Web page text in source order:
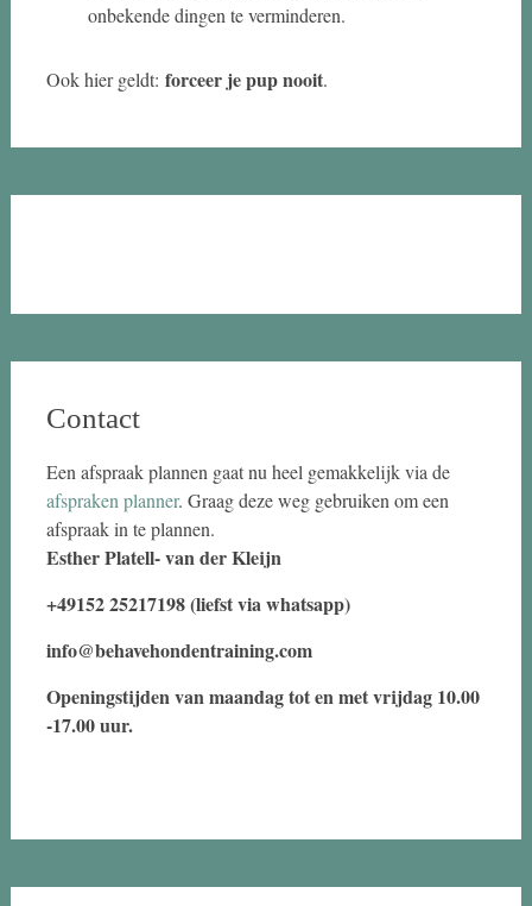
onbekende dingen te verminderen.
Ook hier geldt: forceer je pup nooit.
Contact
Een afspraak plannen gaat nu heel gemakkelijk via de
afspraken planner. Graag deze weg gebruiken om een
afspraak in te plannen.
Esther Platell- van der Kleijn
+49152 25217198 (liefst via whatsapp)
info@behavehondentraining.com
Openingstijden van maandag tot en met vrijdag 10.00
-17.00 uur.